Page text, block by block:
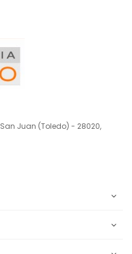
San Juan (Toledo) - 28020,